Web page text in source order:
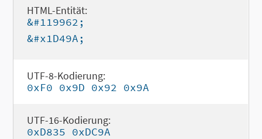
HTML-Entität:
&#119962;
&#x1D49A;
UTF-8-Kodierung:
0xF0 0x9D 0x92 0x9A
UTF-16-Kodierung:
0xD835 0xDC9A